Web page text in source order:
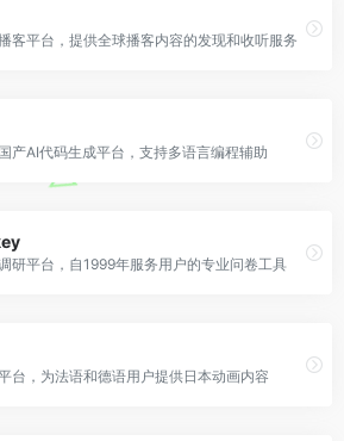
客平台，提供全球播客内容的发现和收听服务
产AI代码生成平台，支持多语言编程辅助
研平台，自1999年服务用户的专业问卷工具
台，为法语和德语用户提供日本动画内容